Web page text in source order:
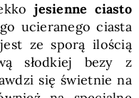
SKLEP
Polski
jesienne ciasto
ucieranego ciasta
ze sporą ilością
słodkiej bezy z
się świetnie na